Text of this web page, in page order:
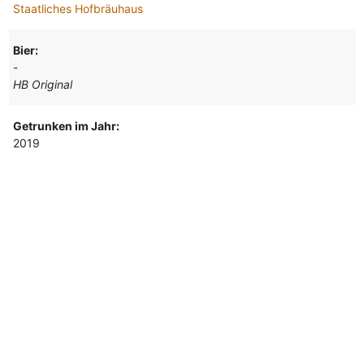
Staatliches Hofbräuhaus
Bier:
-
HB Original
Getrunken im Jahr:
2019